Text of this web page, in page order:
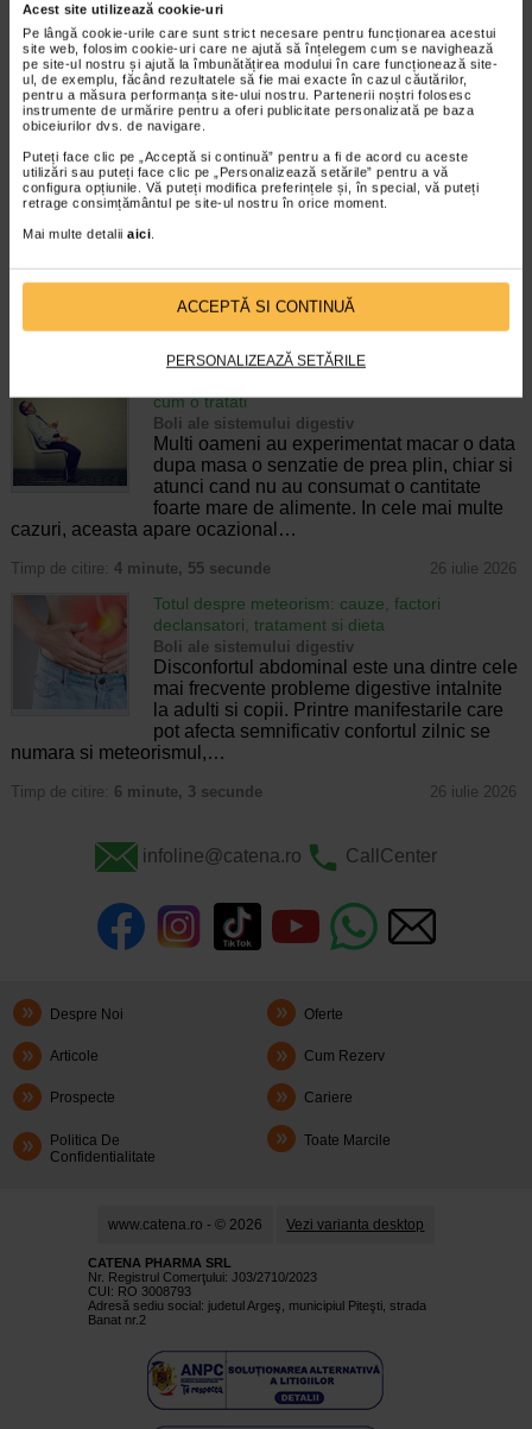
Acest site utilizează cookie-uri
Pe lângă cookie-urile care sunt strict necesare pentru funcționarea acestui
site web, folosim cookie-uri care ne ajută să înțelegem cum se navighează
pe site-ul nostru și ajută la îmbunătățirea modului în care funcționează site-
ul, de exemplu, făcând rezultatele să fie mai exacte în cazul căutărilor,
pentru a măsura performanța site-ului nostru. Partenerii noștri folosesc
instrumente de urmărire pentru a oferi publicitate personalizată pe baza
obiceiurilor dvs. de navigare.
Puteți face clic pe „Acceptă si continuă” pentru a fi de acord cu aceste
utilizări sau puteți face clic pe „Personalizează setările” pentru a vă
configura opțiunile. Vă puteți modifica preferințele și, în special, vă puteți
retrage consimțământul pe site-ul nostru în orice moment.
Mai multe detalii aici.
ACCEPTĂ SI CONTINUĂ
PERSONALIZEAZĂ SETĂRILE
Inteligenta emotionala (EQ) se refera la
capacitatea de a identifica si gestiona
propriile emotii, precum si emotiile celorlalti.
In general, se spune ca inteligenta
emotionala cuprinde cateva abilitati:…
Enurezis: cauze, factori declansatori si solutii
Sistem urinar
pierderea accidentala de urina, de obicei in
atat in randul copiilor, cat si al adultilor.
Enurezisul este considerat…
cum o tratati
Boli ale sistemului digestiv
Multi oameni au experimentat macar o data
dupa masa o senzatie de prea plin, chiar si
atunci cand nu au consumat o cantitate
foarte mare de alimente. In cele mai multe
cazuri, aceasta apare ocazional…
Timp de citire: 4 minute, 55 secunde 26 iulie 2026
Totul despre meteorism: cauze, factori
declansatori, tratament si dieta
Boli ale sistemului digestiv
Disconfortul abdominal este una dintre cele
mai frecvente probleme digestive intalnite
la adulti si copii. Printre manifestarile care
pot afecta semnificativ confortul zilnic se
numara si meteorismul,…
Timp de citire: 6 minute, 3 secunde 26 iulie 2026
infoline@catena.ro CallCenter
Despre Noi Oferte
Articole Cum Rezerv
Prospecte Cariere
Politica De
Confidentialitate
Toate Marcile
www.catena.ro - © 2026 Vezi varianta desktop
CATENA PHARMA SRL
Nr. Registrul Comerţului: J03/2710/2023
CUI: RO 3008793
Adresă sediu social: judetul Argeş, municipiul Piteşti, strada
Banat nr.2